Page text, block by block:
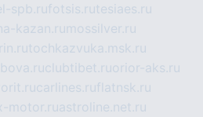
spb.rufotsis.rutesiaes.ru
kazan.ru mossilver.ru
tochkazvuka.msk.ru
clubtibet.ruorior-aks.ru
carlines.ruflatnsk.ru
motor.ruastroline.net.ru